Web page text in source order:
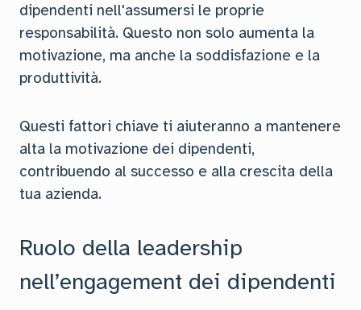
dipendenti nell'assumersi le proprie
responsabilità. Questo non solo aumenta la
motivazione, ma anche la soddisfazione e la
produttività.
Questi fattori chiave ti aiuteranno a mantenere
alta la motivazione dei dipendenti,
contribuendo al successo e alla crescita della
tua azienda.
Ruolo della leadership
nell’engagement dei dipendenti